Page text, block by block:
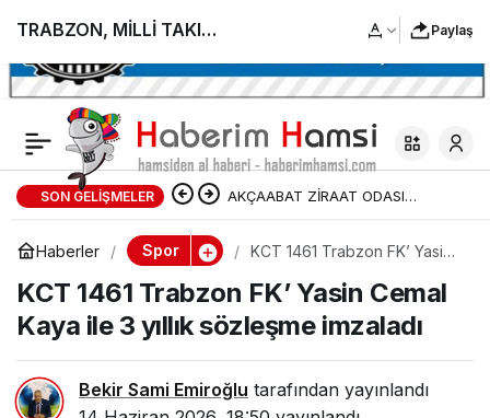
SON GELIŞMELER AKÇAABAT ZİRAAT ODASI
ÜRETİCİLERİNE AĞUSTOS AYI İÇİN
UYARI!
Haberler Spor
KCT 1461 Trabzon FK’ Yasin
sözleşme imzaladı
KCT 1461 Trabzon FK’ Yasin Cemal
Kaya ile 3 yıllık sözleşme imzaladı
Bekir Sami Emiroğlu tarafından yayınlandı
TRABZON, MİLLİ TAKIM
İÇİN TEK YÜREK OLDU
Paylaş